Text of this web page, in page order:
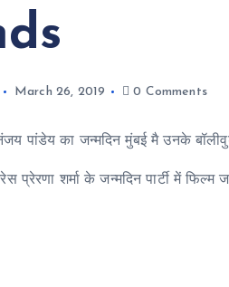
March 26, 2019 0 Comments
पांडेय का जन्मदिन मुंबई मै उनके
प्रेरणा शर्मा के जन्मदिन पार्टी में